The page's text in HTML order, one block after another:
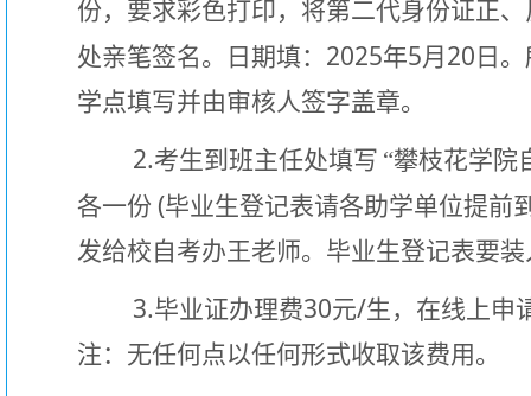
份，要求彩色打印，将第二代身份证正
处亲笔签名。日期填： 2025年5月 20 日
学点填写并由审核人签字盖章。
2.考生到班主任处填写 “攀枝花学院
各一份 (毕业生登记表请各助学单位提前
发给校自考办王老师。毕业生登记表要
3.毕业证办理费30元/生，在线上申
注：无任何点以任何形式收取该费用。